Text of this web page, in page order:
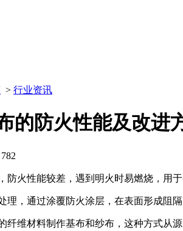
> 行业资讯
的防火性能及改进
防火性能较差，遇到明火时易燃烧，用
理，通过涂覆防火涂层，在表面形成阻
纤维材料制作基布和纱布，这种方式从